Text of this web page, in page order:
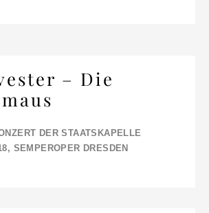
– Die
DER STAATSKAPELLE
SEMPEROPER DRESDEN